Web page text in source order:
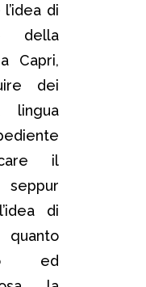
di
della
Capri,
dei
lingua
il
seppur
di
ed